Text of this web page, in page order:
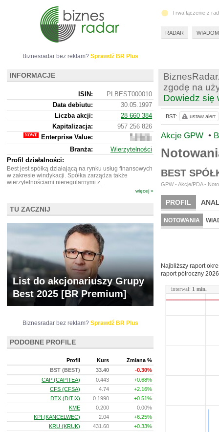
zgodę na
Dowiedz się
Akcje GPW •
BEST
GPW - Akcje/PDA -
PROFIL
BR LAB
NOTOWANIA
Najbliższy raport
raport półroczny
interwał: 1 min.
BST: ustaw alert
Biznesradar bez reklam? Sprawdź BR Plus
INFORMACJE
ISIN:
PLBEST000010
Data debiutu:
30.05.1997
Liczba akcji:
28 660 384
Kapitalizacja:
957 256 826
Enterprise Value:
2
389
881
Branża:
Wierzytelności
Profil działalności:
Best jest spółką działającą na rynku usług finansowych
w zakresie windykacji. Spółka zarządza także
wierzytelnościami nieregularnymi z...
więcej »
TU ZACZNIJ
List do akcjonariuszy Grupy
Best 2025 [BR Premium]
Biznesradar bez reklam? Sprawdź BR Plus
PODOBNE PROFILE
Profil Kurs
Zmiana %
BST (BEST)
33.40
-0.30%
CAP (CAPITEA)
0.443
+0.68%
CFS (CFSA)
4.74
+2.16%
DTX (DITIX)
0.1990
+0.51%
KME
0.200
0.00%
KPI (KANCELWEC)
2.04
+6.25%
KRU (KRUK)
431.60
+0.33%
Trwa łączenie z
RADAR